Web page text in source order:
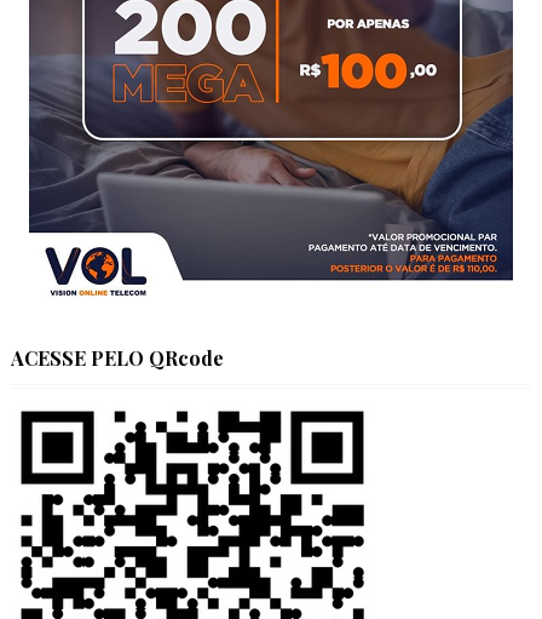
ACESSE PELO QRcode